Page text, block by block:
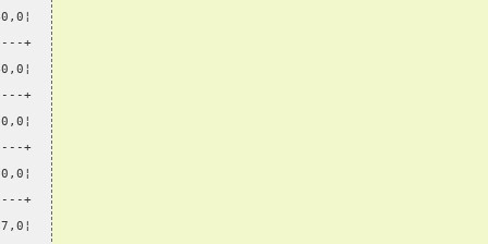
+
+
+
+